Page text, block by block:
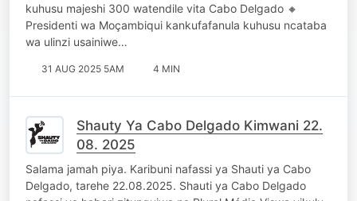
kuhusu majeshi 300 watendile vita Cabo Delgado 🔸
Presidenti wa Moçambiqui kankufafanula kuhusu ncataba
wa ulinzi usainiwe…
31 AUG 2025 5AM 4 MIN
Shauty Ya Cabo Delgado Kimwani 22.
08. 2025
Salama jamah piya. Karibuni nafassi ya Shauti ya Cabo
Delgado, tarehe 22.08.2025. Shauti ya Cabo Delgado